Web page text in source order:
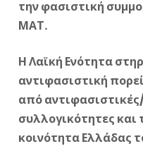
την φασιστική
ΜΑΤ.
Η Λαϊκή Ενότητα
αντιφασιστική
από
συλλογικότητες και
κοινότητα Ελλάδας